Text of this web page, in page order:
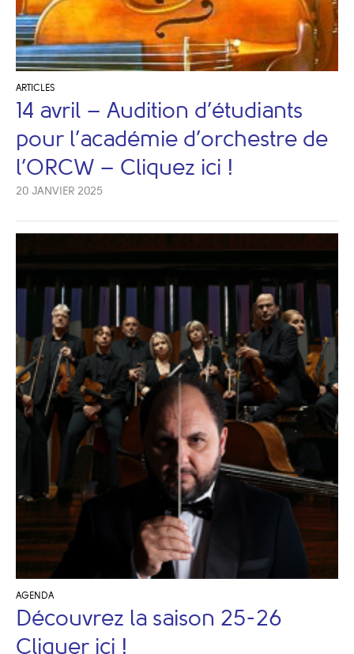
ARTICLES
14 avril – Audition d’étudiants
pour l’académie d’orchestre de
l’ORCW – Cliquez ici !
20 JANVIER 2025
AGENDA
Découvrez la saison 25-26
Cliquer ici !